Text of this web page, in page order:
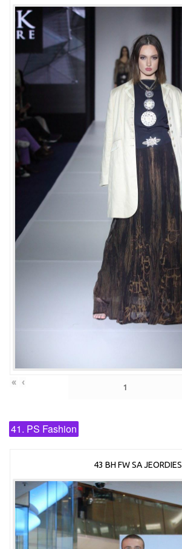
« ‹
41. PS Fashion
43 BH FW SA JEORDIES